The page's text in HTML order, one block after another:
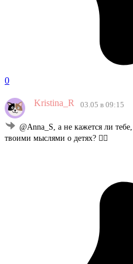
0
Kristina_R 03.05 в 09:15
@Anna_S, а не кажется ли
твоими мыслями о детях? 🤷‍♀️